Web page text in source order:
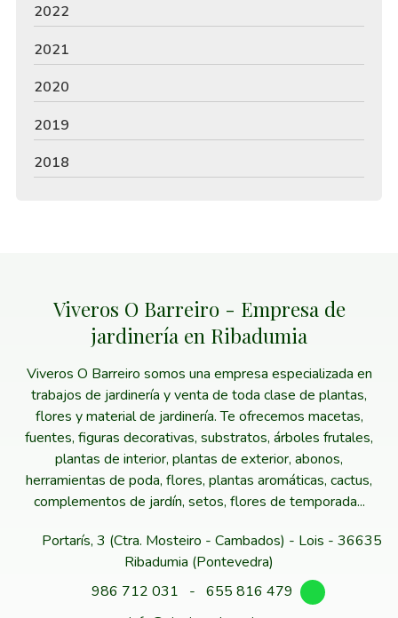
2022
2021
2020
2019
2018
Viveros O Barreiro - Empresa de
jardinería en Ribadumia
Viveros O Barreiro somos una empresa especializada en
trabajos de jardinería y venta de toda clase de plantas,
flores y material de jardinería. Te ofrecemos macetas,
fuentes, figuras decorativas, substratos, árboles frutales,
plantas de interior, plantas de exterior, abonos,
herramientas de poda, flores, plantas aromáticas, cactus,
complementos de jardín, setos, flores de temporada...
Portarís, 3 (Ctra. Mosteiro - Cambados) - Lois - 36635
Ribadumia (Pontevedra)
986 712 031
- 655 816 479